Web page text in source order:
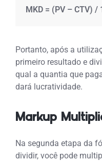
MKD = (PV – CTV) /
Portanto, após a
primeiro resultado e
qual a quantia que
dará lucratividade.
Markup
Na segunda etapa da
dividir, você pode